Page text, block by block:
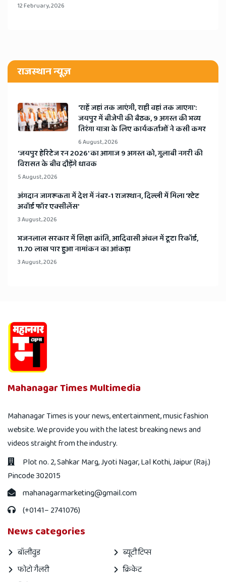
12 February, 2026
राजस्थान न्यूज़
'राहें जहां तक जाएंगी, राही वहां तक जाएगा':
जयपुर में बीजेपी की बैठक, 9 अगस्त की भव्य
तिरंगा यात्रा के लिए कार्यकर्ताओं ने कसी कमर
6 August, 2026
​'जयपुर हेरिटेज रन 2026' का आगाज 9 अगस्त को, गुलाबी नगरी की
विरासत के बीच दौड़ेंगे धावक
5 August, 2026
अंगदान जागरूकता में देश में नंबर-1 राजस्थान, दिल्ली में मिला 'स्टेट
अवॉर्ड फॉर एक्सीलेंस'
3 August, 2026
भजनलाल सरकार में शिक्षा क्रांति, आदिवासी अंचल में टूटा रिकॉर्ड,
11.70 लाख पार हुआ नामांकन का आंकड़ा
3 August, 2026
Mahanagar Times Multimedia
Mahanagar Times is your news, entertainment, music fashion
website. We provide you with the latest breaking news and
videos straight from the industry.
Plot no. 2, Sahkar Marg, Jyoti Nagar, Lal Kothi, Jaipur (Raj.)
Pincode 302015
mahanagarmarketing@gmail.com
(+0141– 2741076)
News categories
बॉलीवुड
ब्यूटी टिप्स
फोटो गैलरी
क्रिकेट